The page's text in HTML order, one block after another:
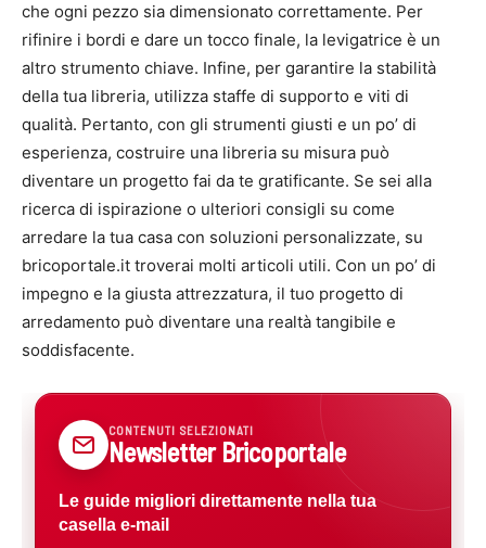
che ogni pezzo sia dimensionato correttamente. Per
rifinire i bordi e dare un tocco finale, la levigatrice è un
altro strumento chiave. Infine, per garantire la stabilità
della tua libreria, utilizza staffe di supporto e viti di
qualità. Pertanto, con gli strumenti giusti e un po’ di
esperienza, costruire una libreria su misura può
diventare un progetto fai da te gratificante. Se sei alla
ricerca di ispirazione o ulteriori consigli su come
arredare la tua casa con soluzioni personalizzate, su
bricoportale.it troverai molti articoli utili. Con un po’ di
impegno e la giusta attrezzatura, il tuo progetto di
arredamento può diventare una realtà tangibile e
soddisfacente.
CONTENUTI SELEZIONATI
Newsletter Bricoportale
Le guide migliori direttamente nella tua
casella e-mail